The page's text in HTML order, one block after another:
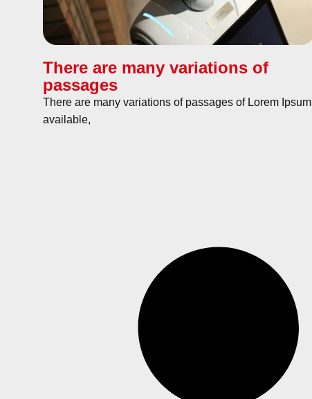
There are many variations of
passages
There are many variations of passages of Lorem Ipsum
available,